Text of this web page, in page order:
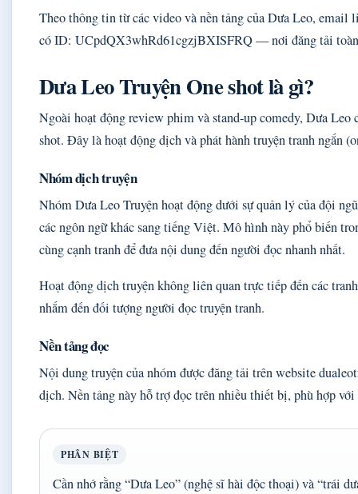
Theo thông tin từ các video và nền tảng của Dưa Leo,
có ID: UCpdQX3whRd61cgzjBXISFRQ — nơi đăng tải
Dưa Leo Truyện One shot là gì?
Ngoài hoạt động review phim và stand-up comedy, Dưa
shot. Đây là hoạt động dịch và phát hành truyện tranh ngắn
Nhóm dịch truyện
Nhóm Dưa Leo Truyện hoạt động dưới sự quản lý của đội
các ngôn ngữ khác sang tiếng Việt. Mô hình này phổ biến
cùng cạnh tranh để đưa nội dung đến người đọc nhanh nhất.
Hoạt động dịch truyện không liên quan trực tiếp đến các
nhắm đến đối tượng người đọc truyện tranh.
Nền tảng đọc
Nội dung truyện của nhóm được đăng tải trên website
dịch. Nền tảng này hỗ trợ đọc trên nhiều thiết bị, phù hợp
PHÂN BIỆT
Cần nhớ rằng “Dưa Leo” (nghệ sĩ hài độc thoại) và “trái